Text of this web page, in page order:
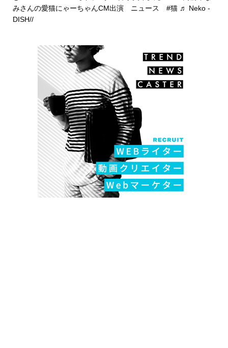
みさんの愛猫にゃーちゃんCM出演 ニュース #猫 ♬ Neko -
DISH//